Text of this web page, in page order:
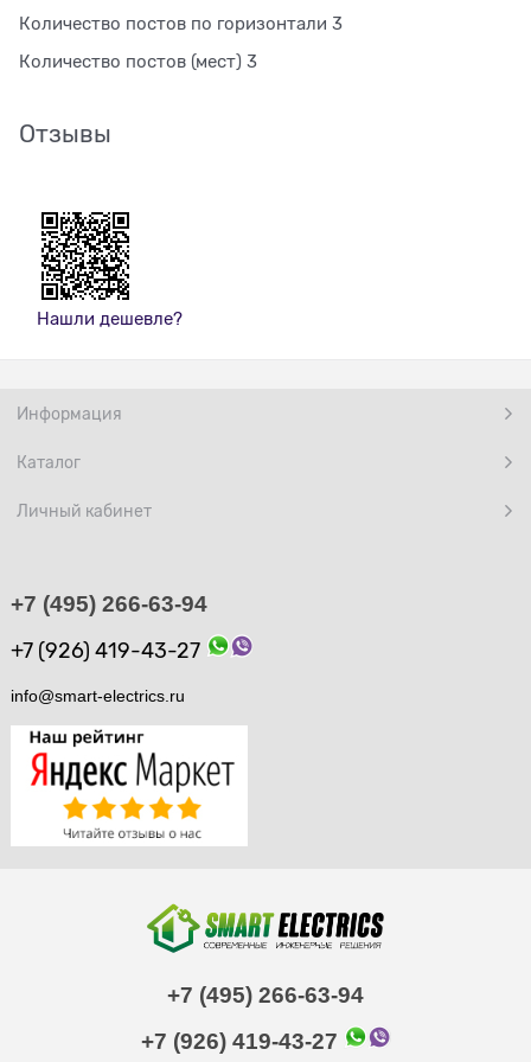
Количество постов по горизонтали 3
Количество постов (мест) 3
Отзывы
Нашли дешевле?
Информация
Каталог
Личный кабинет
+7 (495) 266-63-94
+7 (926) 419-43-27
info@smart-electrics.ru
+7 (495) 266-63-94
+7 (926) 419-43-27